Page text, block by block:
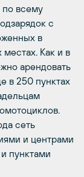
всему
с
в
Как и в
арендовать
в 250 пунктах
сеть
и центрами
пунктами